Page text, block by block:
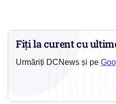
Fiți la curent cu
Urmăriți DCNews și pe